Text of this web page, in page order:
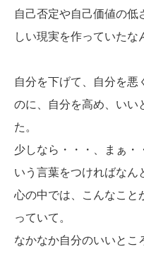
自己否定や自己価値の低
しい現実を作っていたな
自分を下げて、自分を悪
のに、自分を高め、いい
た。
少しなら・・・、まぁ・
いう言葉をつければなん
心の中では、こんなこと
っていて。
なかなか自分のいいとこ